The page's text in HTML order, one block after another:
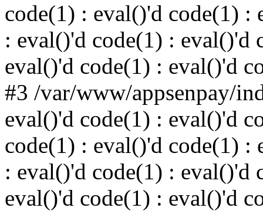
code(1) : eval()'d code(1) :
: eval()'d code(1) : eval()'d
eval()'d code(1) : eval()'d
#3 /var/www/appsenpay/
eval()'d code(1) : eval()'d
code(1) : eval()'d code(1) :
: eval()'d code(1) : eval()'d
eval()'d code(1) : eval()'d